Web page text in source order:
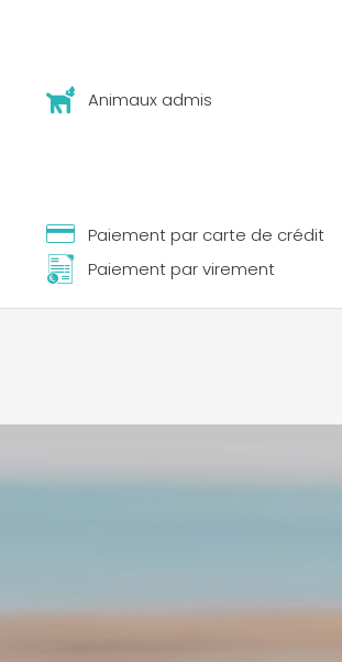
Animaux admis
Paiement par carte de crédit
Paiement par virement